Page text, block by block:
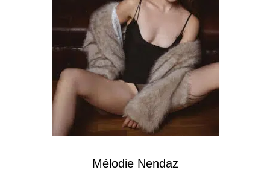
Mélodie Nendaz